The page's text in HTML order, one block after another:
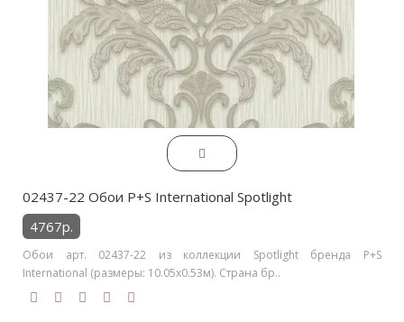
02437-22 Обои P+S International Spotlight
4767р.
Обои арт. 02437-22 из коллекции Spotlight бренда P+S
International (размеры: 10.05х0.53м). Страна бр..